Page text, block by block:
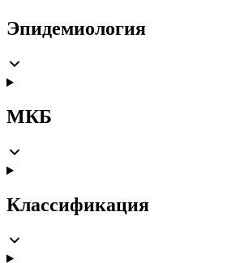
Эпидемиология
МКБ
Классификация